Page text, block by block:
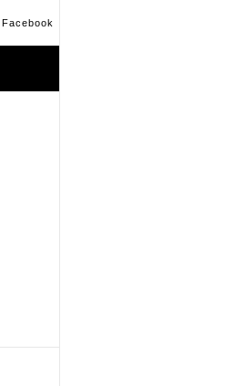
Facebook